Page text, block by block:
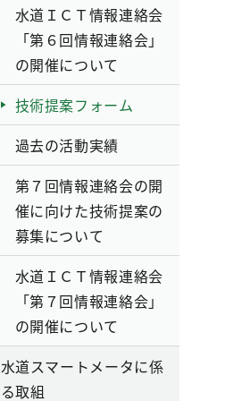
水道ＩＣＴ情報連絡会
「第６回情報連絡会」
の開催について
技術提案フォーム
過去の活動実績
第７回情報連絡会の開
催に向けた技術提案の
募集について
水道ＩＣＴ情報連絡会
「第７回情報連絡会」
の開催について
水道スマートメータに係
る取組